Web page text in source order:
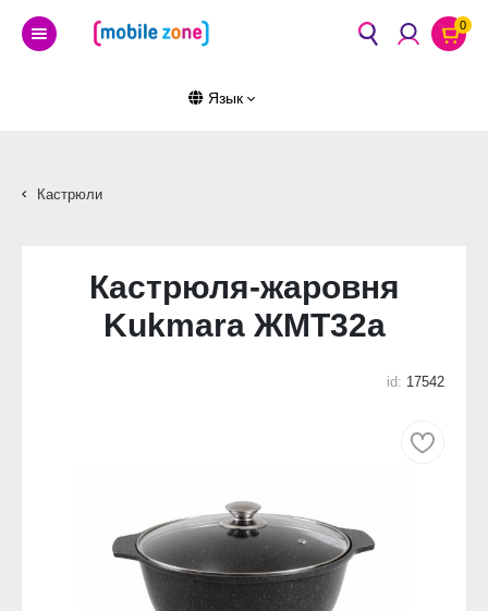
0
Язык
Кастрюли
Кастрюля-жаровня
Kukmara ЖМТ32а
id: 17542